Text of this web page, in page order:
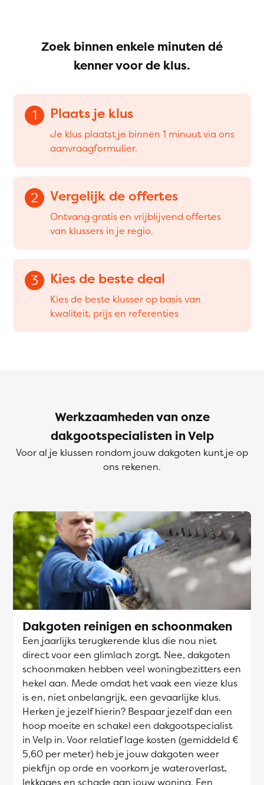
Zoek binnen enkele minuten dé
kenner voor de klus.
1 Plaats je klus
Je klus plaatst je binnen 1 minuut via ons
aanvraagformulier.
2 Vergelijk de offertes
Ontvang gratis en vrijblijvend offertes
van klussers in je regio.
3 Kies de beste deal
Kies de beste klusser op basis van
kwaliteit, prijs en referenties
Werkzaamheden van onze
dakgootspecialisten in Velp
Voor al je klussen rondom jouw dakgoten kunt je op
ons rekenen.
Dakgoten reinigen en schoonmaken
Een jaarlijks terugkerende klus die nou niet
direct voor een glimlach zorgt. Nee, dakgoten
schoonmaken hebben veel woningbezitters een
hekel aan. Mede omdat het vaak een vieze klus
is en, niet onbelangrijk, een gevaarlijke klus.
Herken je jezelf hierin? Bespaar jezelf dan een
hoop moeite en schakel een dakgootspecialist
in Velp in. Voor relatief lage kosten (gemiddeld €
5,60 per meter) heb je jouw dakgoten weer
piekfijn op orde en voorkom je wateroverlast,
lekkages en schade aan jouw woning. Een